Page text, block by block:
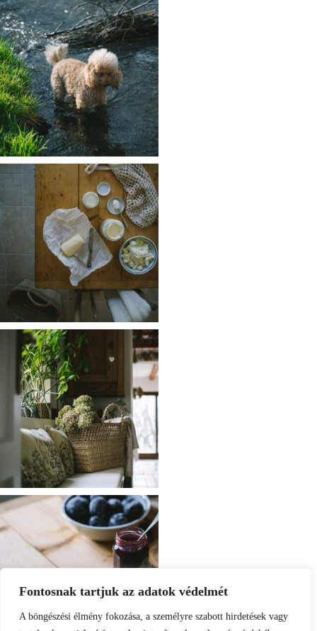
Fontosnak tartjuk az adatok védelmét
A böngészési élmény fokozása, a személyre szabott hirdetések vagy